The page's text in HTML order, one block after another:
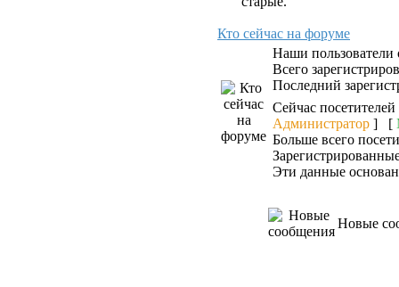
Кто сейчас на форуме
Наши
Всего
Последний
Сейчас
Администратор ] [
Больше всего
Эти данные
Новые